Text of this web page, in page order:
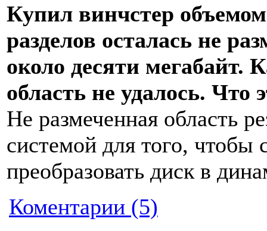
Купил винчстер
разделов осталась не
около десяти мегабайт.
область не удалось. Что
Не размеченная область
системой для того, чтобы
преобразовать диск в
Коментарии (5)